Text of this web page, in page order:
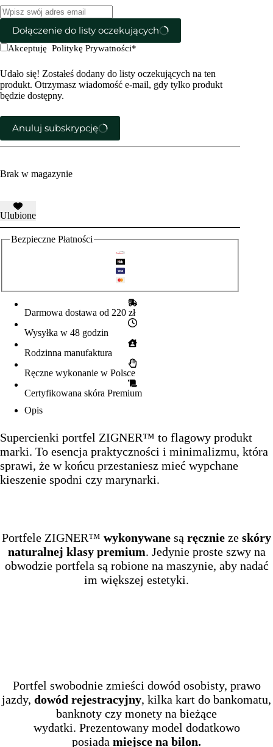
Dołączenie do listy oczekujących
Akceptuję Politykę Prywatności*
Udało się! Zostałeś dodany do listy oczekujących na ten
produkt. Otrzymasz wiadomość e-mail, gdy tylko produkt
będzie dostępny.
Anuluj subskrypcję
Brak w magazynie
Ulubione
Bezpieczne Płatności
Darmowa dostawa od 220 zł
Wysyłka w 48 godzin
Rodzinna manufaktura
Ręczne wykonanie w Polsce
Certyfikowana skóra Premium
Opis
Supercienki portfel ZIGNER™ to flagowy produkt
marki. To esencja praktyczności i minimalizmu, która
sprawi, że w końcu przestaniesz mieć wypchane
kieszenie spodni czy marynarki.
Portfele ZIGNER™ wykonywane są ręcznie ze skóry
naturalnej klasy premium. Jedynie proste szwy na
obwodzie portfela są robione na maszynie, aby nadać
im większej estetyki.
Portfel swobodnie zmieści dowód osobisty, prawo
jazdy, dowód rejestracyjny, kilka kart do bankomatu,
banknoty czy monety na bieżące
wydatki. Prezentowany model dodatkowo
posiada miejsce na bilon.